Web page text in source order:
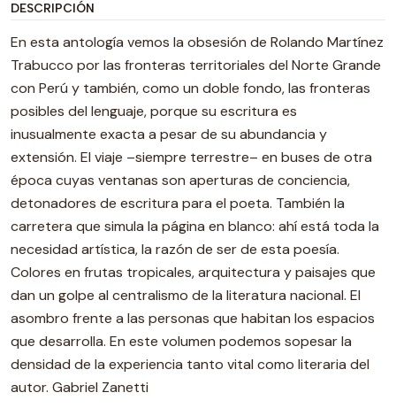
DESCRIPCIÓN
En esta antología vemos la obsesión de Rolando Martínez
Trabucco por las fronteras territoriales del Norte Grande
con Perú y también, como un doble fondo, las fronteras
posibles del lenguaje, porque su escritura es
inusualmente exacta a pesar de su abundancia y
extensión. El viaje –siempre terrestre– en buses de otra
época cuyas ventanas son aperturas de conciencia,
detonadores de escritura para el poeta. También la
carretera que simula la página en blanco: ahí está toda la
necesidad artística, la razón de ser de esta poesía.
Colores en frutas tropicales, arquitectura y paisajes que
dan un golpe al centralismo de la literatura nacional. El
asombro frente a las personas que habitan los espacios
que desarrolla. En este volumen podemos sopesar la
densidad de la experiencia tanto vital como literaria del
autor. Gabriel Zanetti